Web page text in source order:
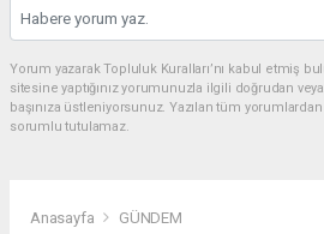
Yorum yazarak Topluluk Kuralları’nı kabul etmiş
sitesine yaptığınız yorumunuzla ilgili doğrudan
başınıza üstleniyorsunuz. Yazılan tüm
sorumlu tutulamaz.
Anasayfa GÜNDEM